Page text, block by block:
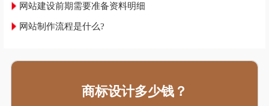
网站建设前期需要准备资料明细
网站制作流程是什么?
商标设计多少钱？